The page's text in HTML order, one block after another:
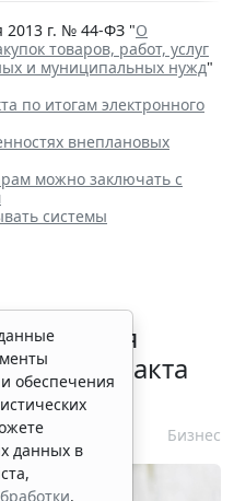
2013 г. № 44-ФЗ "О
товаров, работ, услуг
и муниципальных нужд"
по итогам электронного
внеплановых
можно заключать с
системы
контракта
Бизнес
обеспечения
данных в
.